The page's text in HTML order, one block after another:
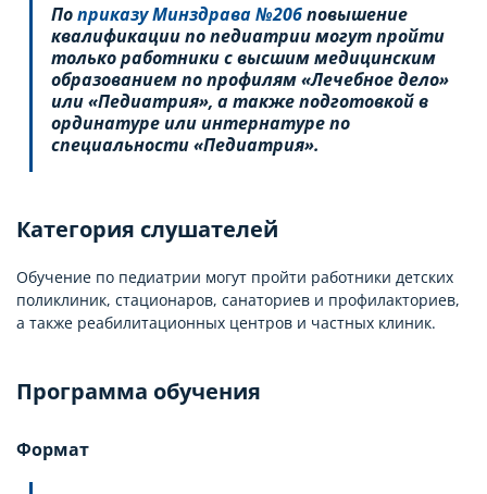
Поприказу Минздрава №206повышение
квалификации по педиатрии могут пройти
только работники с высшим медицинским
образованием по профилям «Лечебное дело»
или «Педиатрия», а также подготовкой в
ординатуре или интернатуре по
специальности «Педиатрия».
Категория слушателей
Обучение по педиатрии могут пройти работники детских
поликлиник, стационаров, санаториев и профилакториев,
а также реабилитационных центров и частных клиник.
Программа обучения
Формат